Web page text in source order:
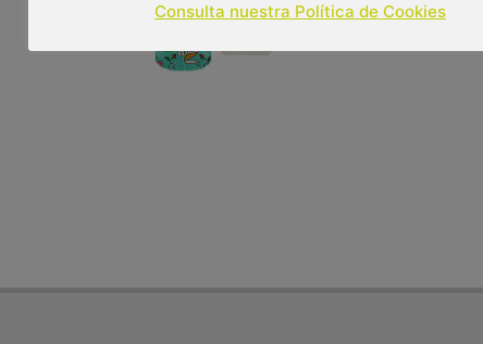
Consulta nuestra Política de Cookies